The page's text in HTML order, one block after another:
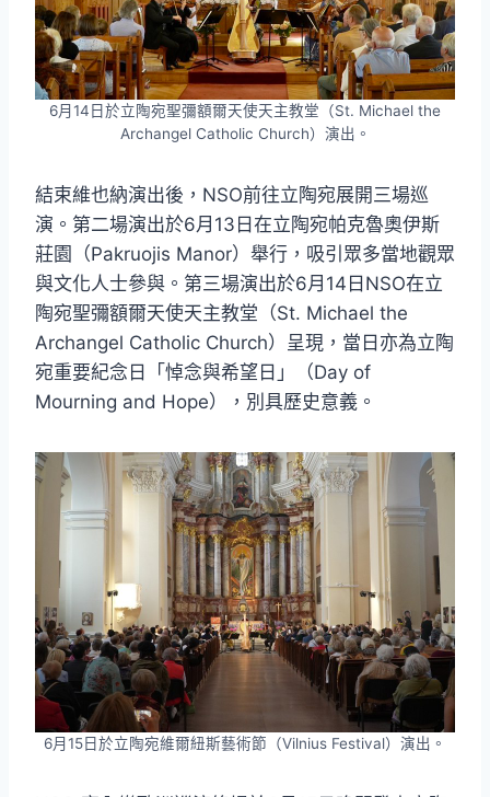
6月14日於立陶宛聖彌額爾天使天主教堂（St. Michael the
Archangel Catholic Church）演出。
結束維也納演出後，NSO前往立陶宛展開三場巡
演。第二場演出於6月13日在立陶宛帕克魯奧伊斯
莊園（Pakruojis Manor）舉行，吸引眾多當地觀眾
與文化人士參與。第三場演出於6月14日NSO在立
陶宛聖彌額爾天使天主教堂（St. Michael the
Archangel Catholic Church）呈現，當日亦為立陶
宛重要紀念日「悼念與希望日」（Day of
Mourning and Hope），別具歷史意義。
6月15日於立陶宛維爾紐斯藝術節（Vilnius Festival）演出。